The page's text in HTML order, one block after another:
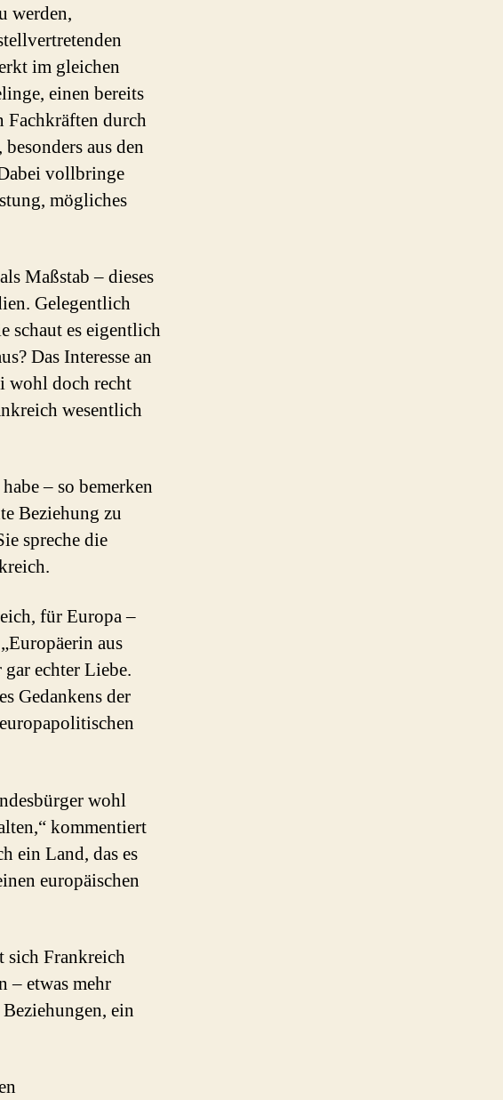
werden,
im gleichen
einen bereits
Fachkräften durch
aus den
vollbringe
mögliches
Maßstab – dieses
Gelegentlich
schaut es eigentlich
Das Interesse an
wohl doch recht
wesentlich
– so bemerken
Beziehung zu
spreche die
für Europa –
aus
echter Liebe.
Gedankens der
wohl
kommentiert
ein Land, das es
europäischen
sich Frankreich
– etwas mehr
ein